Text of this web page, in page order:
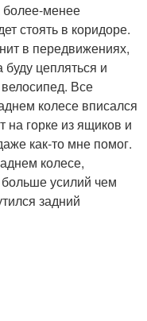
более-менее
стоять в коридоре.
в передвижениях,
цепляться и
Все
колесе вписался
на горке из ящиков и
как-то мне помог.
колесе,
усилий чем
задний